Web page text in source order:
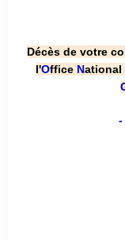
Décès de votre
l'Office National
-